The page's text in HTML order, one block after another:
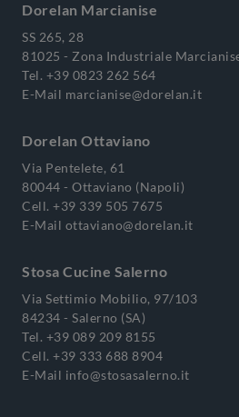
Dorelan Marcianise
SS 265, 28
81025 - Zona Industriale
Tel. +39 0823 262 564
E-Mail marcianise@dorelan.it
Dorelan Ottaviano
Via Pentelete, 61
80044 - Ottaviano (Napoli)
Cell. +39 339 505 7675
E-Mail ottaviano@dorelan.it
Stosa Cucine Salerno
Via Settimio Mobilio, 97/103
84234 - Salerno (SA)
Tel. +39 089 209 8155
Cell. +39 333 688 8904
E-Mail info@stosasalerno.it